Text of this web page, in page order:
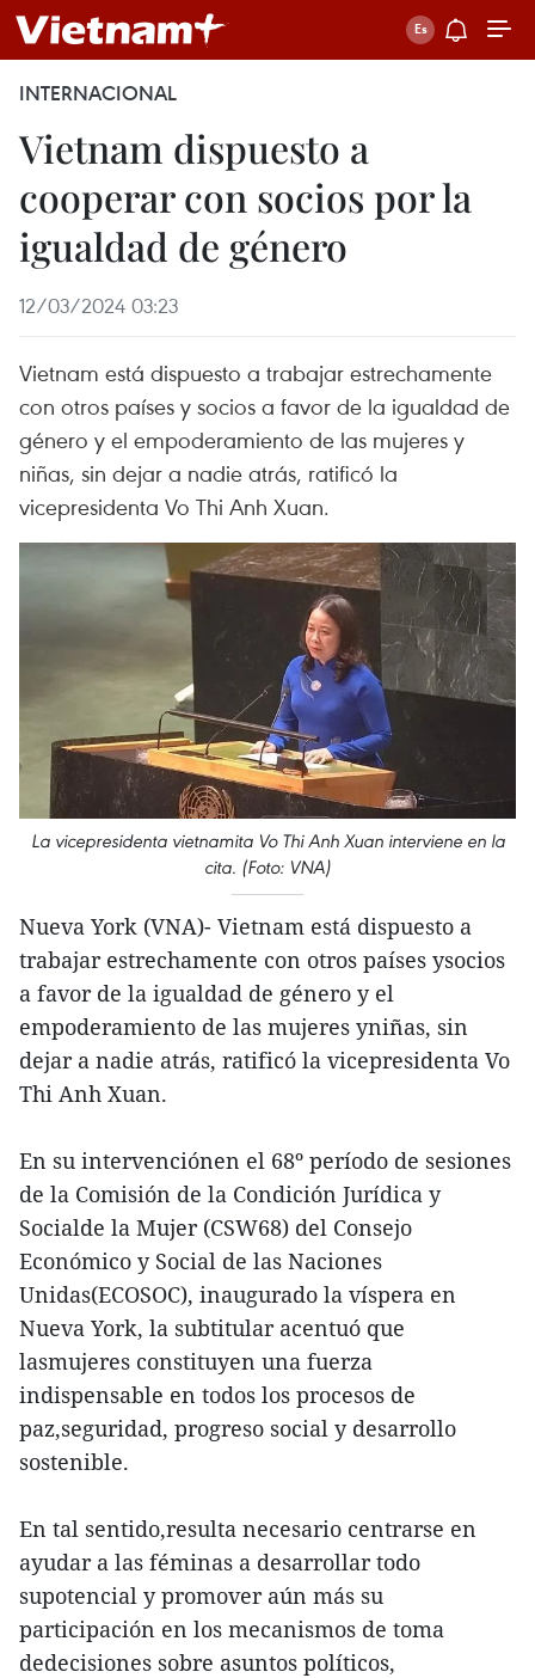
INTERNACIONAL
Vietnam dispuesto a
cooperar con socios por la
igualdad de género
12/03/2024 03:23
Vietnam está dispuesto a trabajar estrechamente
con otros países y socios a favor de la igualdad de
género y el empoderamiento de las mujeres y
niñas, sin dejar a nadie atrás, ratificó la
vicepresidenta Vo Thi Anh Xuan.
La vicepresidenta vietnamita Vo Thi Anh Xuan interviene en la
cita. (Foto: VNA)
Nueva York (VNA)- Vietnam está dispuesto a
trabajar estrechamente con otros países ysocios
a favor de la igualdad de género y el
empoderamiento de las mujeres yniñas, sin
dejar a nadie atrás, ratificó la vicepresidenta Vo
Thi Anh Xuan.
En su intervenciónen el 68º período de sesiones
de la Comisión de la Condición Jurídica y
Socialde la Mujer (CSW68) del Consejo
Económico y Social de las Naciones
Unidas(ECOSOC), inaugurado la víspera en
Nueva York, la subtitular acentuó que
lasmujeres constituyen una fuerza
indispensable en todos los procesos de
paz,seguridad, progreso social y desarrollo
sostenible.
En tal sentido,resulta necesario centrarse en
ayudar a las féminas a desarrollar todo
supotencial y promover aún más su
participación en los mecanismos de toma
dedecisiones sobre asuntos políticos,